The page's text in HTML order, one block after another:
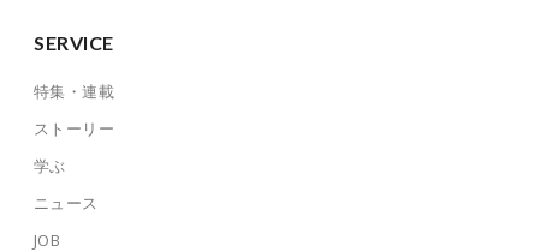
SERVICE
特集・連載
ストーリー
学ぶ
ニュース
JOB